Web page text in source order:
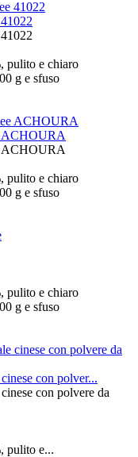
pulito e chiaro
g e sfuso
ACHOURA
ACHOURA
pulito e chiaro
g e sfuso
pulito e chiaro
g e sfuso
con polver...
con polvere da
pulito e...